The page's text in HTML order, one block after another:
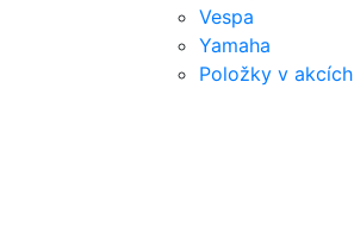
Vespa
Yamaha
Položky v akcích